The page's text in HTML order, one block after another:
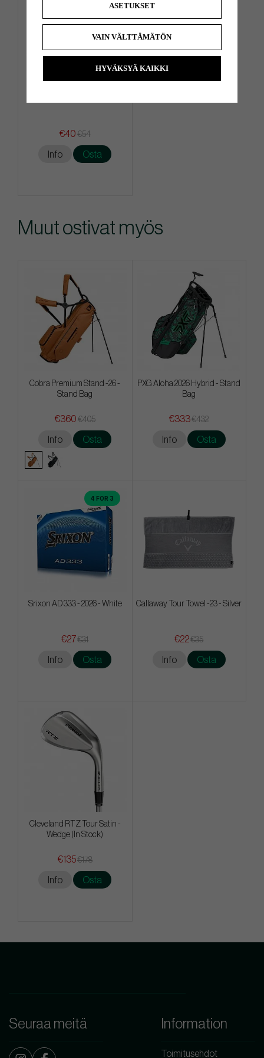
€40 €54
Info Osta
Muut ostivat myös
Cobra Premium Stand -26 -
Stand Bag
€360 €405
Info Osta
PXG Aloha 2026 Hybrid - Stand
Bag
€333€432
Info Osta
4 FOR 3
Srixon AD 333 - 2026 - White
€27€31
Info Osta
Callaway Tour Towel -23 - Silver
€22€35
Info Osta
Cleveland RTZ Tour Satin -
Wedge (In Stock)
€135€178
Info Osta
Seuraa meitä Information
Toimitusehdot
ASETUKSET
VAIN VÄLTTÄMÄTÖN
HYVÄKSYÄ KAIKKI